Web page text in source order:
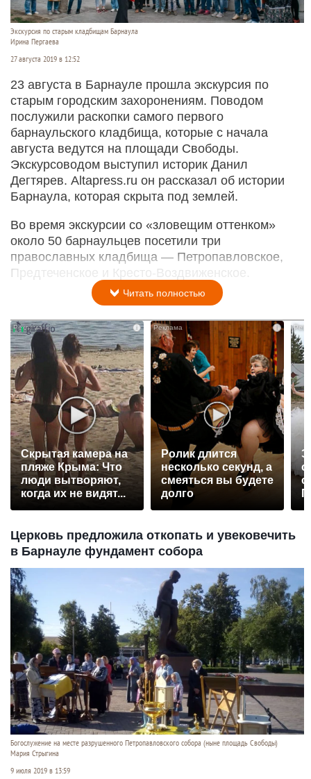
Экскурсия по старым кладбищам Барнаула
Ирина Пергаева
27 августа 2019 в 12:52
23 августа в Барнауле прошла экскурсия по
старым городским захоронениям. Поводом
послужили раскопки самого первого
барнаульского кладбища, которые с начала
августа ведутся на площади Свободы.
Экскурсоводом выступил историк Данил
Дегтярев. Altapress.ru он рассказал об истории
Барнаула, которая скрыта под землей.
Во время экскурсии со «зловещим оттенком»
около 50 барнаульцев посетили три
православных кладбища — Петропавловское,
Предтеченское и Кресто-Воздвиженское.
Читать полностью
i
Скрытая камера на
пляже Крыма: Что
люди вытворяют,
когда их не видят...
Ролик длится
несколько секунд, а
смеяться вы будете
долго
Церковь предложила откопать и увековечить
в Барнауле фундамент собора
Богослужение на месте разрушенного Петропавловского собора (ныне площадь Свободы)
Мария Стрыгина
9 июля 2019 в 13:59